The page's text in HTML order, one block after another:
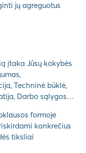
jų agreguotus
įtaka Jūsų kokybės
Techninė būklė,
Darbo sąlygos…
formoje
konkrečius
tiksliai